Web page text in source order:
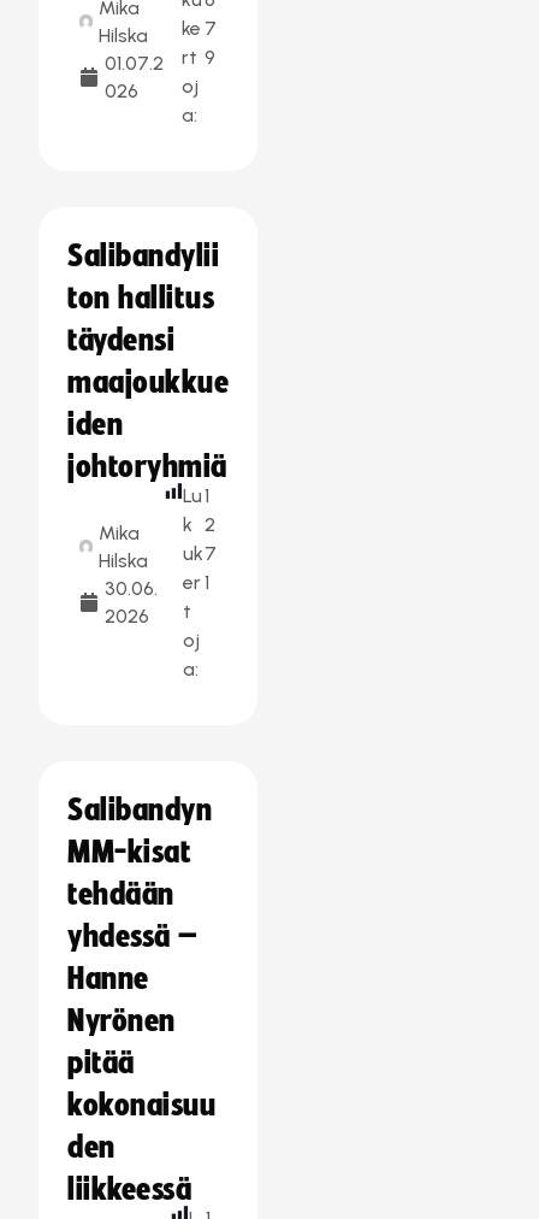
Mika
Hilska
01.07.2
026
ke
rt
oj
a:
7
9
Salibandylii
ton hallitus
täydensi
maajoukkue
iden
johtoryhmiä
Mika
Hilska
30.06.
2026
Lu
k
uk
er
t
oj
a:
1
2
7
1
Salibandyn
MM-kisat
tehdään
yhdessä –
Hanne
Nyrönen
pitää
kokonaisuu
den
liikkeessä